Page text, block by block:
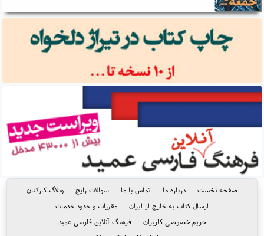
صفحه نخست درباره ما تماس با ما سوالات رایج
وبلاگ کارکنان
ارسال کتاب به خارج از ایران
مقررات و حدود خدمات
حریم خصوصی کاربران
فرهنگ آنلاین فارسی عمید